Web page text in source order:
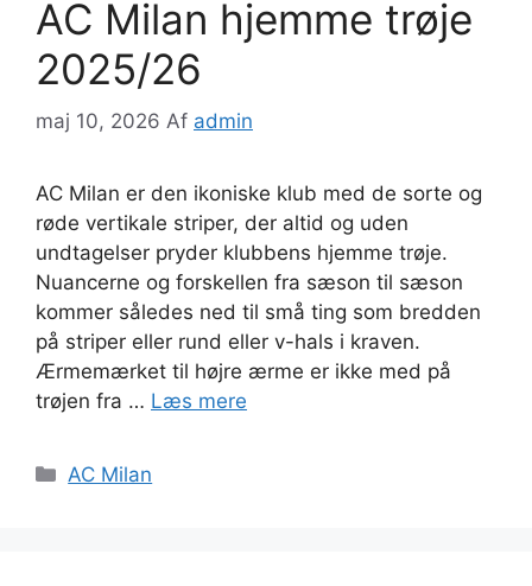
AC Milan hjemme trøje
2025/26
maj 10, 2026 Af admin
AC Milan er den ikoniske klub med de sorte og
røde vertikale striper, der altid og uden
undtagelser pryder klubbens hjemme trøje.
Nuancerne og forskellen fra sæson til sæson
kommer således ned til små ting som bredden
på striper eller rund eller v-hals i kraven.
Ærmemærket til højre ærme er ikke med på
trøjen fra … Læs mere
Kategorier
AC Milan